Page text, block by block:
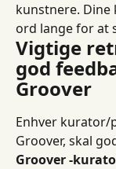
kunstnere.
ord lange for at
Vigtige
god
Groover
Enhver kurator/
Groover, skal
Groover -